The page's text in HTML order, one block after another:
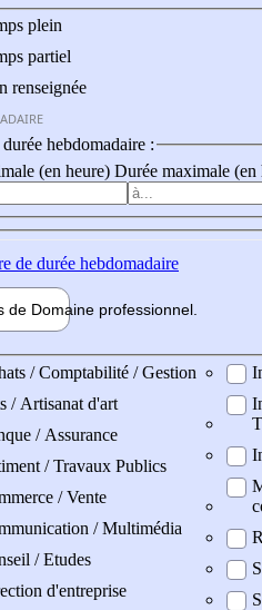
plein
partiel
renseignée
hebdomadaire :
(en heure) Durée maximale (en
de durée hebdomadaire
de Domaine professionnel
/ Comptabilité / Gestion
/ Artisanat d'art
/ Assurance
/ Travaux Publics
/ Vente
/ Multimédia
/ Etudes
d'entreprise